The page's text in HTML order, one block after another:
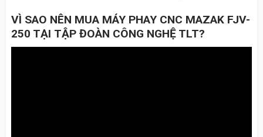
VÌ SAO NÊN MUA MÁY PHAY CNC MAZAK FJV-
250 TẠI TẬP ĐOÀN CÔNG NGHỆ TLT?